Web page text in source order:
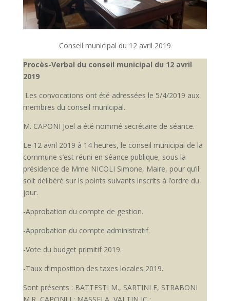
Conseil municipal du 12 avril 2019
Procès-Verbal du conseil municipal du 12 avril
2019
Les convocations ont été adressées le 5/4/2019 aux
membres du conseil municipal.
M. CAPONI Joël a été nommé secrétaire de séance.
Le 12 avril 2019 à 14 heures, le conseil municipal de la
commune s’est réuni en séance publique, sous la
présidence de Mme NICOLI Simone, Maire, pour qu’il
soit délibéré sur ls points suivants inscrits à l’ordre du
jour.
-Approbation du compte de gestion.
-Approbation du compte administratif.
-Vote du budget primitif 2019.
-Taux d’imposition des taxes locales 2019.
Sont présents : BATTESTI M., SARTINI E, STRABONI